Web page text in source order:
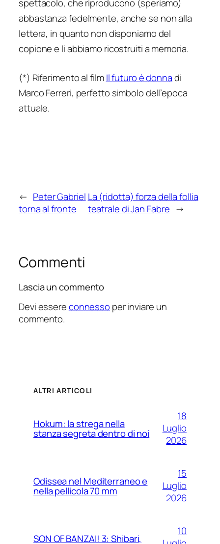
spettacolo, che riproducono (speriamo)
abbastanza fedelmente, anche se non alla
lettera, in quanto non disponiamo del
copione e li abbiamo ricostruiti a memoria.
(*) Riferimento al filmIl futuro è donnadi
Marco Ferreri, perfetto simbolo dell’epoca
attuale.
← Peter Gabriel
torna al fronte
La (ridotta) forza della follia
teatrale di Jan Fabre →
Commenti
Lascia un commento
Devi essereconnesso per inviare un
commento.
ALTRI ARTICOLI
Hokum: la strega nella
stanza segreta dentro di noi
18
Luglio
2026
Odissea nel Mediterraneo e
nella pellicola 70 mm
15
Luglio
2026
SON OF BANZAI! 3: Shibari,
10